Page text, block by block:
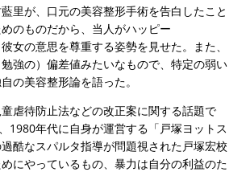
里が、口元の美容整形手術を告白したこと
のものだから、当人がハッピー
女の意思を尊重する姿勢を見せた。また、
強の）偏差値みたいなもので、特定の弱い
の美容整形論を語った。
虐待防止法などの改正案に関する話題で
1980年代に自身が運営する「戸塚ヨットス
酷なスパルタ指導が問題視された戸塚宏校
にやっているもの、暴力は自分の利益のた